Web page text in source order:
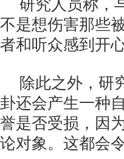
研究人员称，
不是想伤害那些
者和听众感到开心
除此之外，研
卦还会产生一种
誉是否受损，因
论对象。这都会